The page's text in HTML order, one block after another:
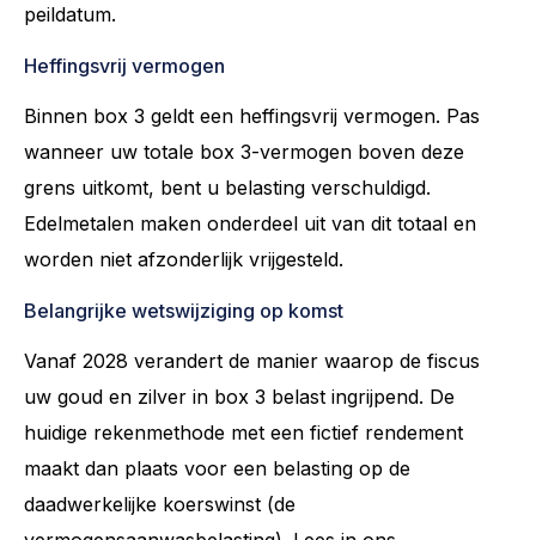
peildatum.
Heffingsvrij vermogen
Binnen box 3 geldt een heffingsvrij vermogen. Pas
wanneer uw totale box 3-vermogen boven deze
grens uitkomt, bent u belasting verschuldigd.
Edelmetalen maken onderdeel uit van dit totaal en
worden niet afzonderlijk vrijgesteld.
Belangrijke wetswijziging op komst
Vanaf 2028 verandert de manier waarop de fiscus
uw goud en zilver in box 3 belast ingrijpend. De
huidige rekenmethode met een fictief rendement
maakt dan plaats voor een belasting op de
daadwerkelijke koerswinst (de